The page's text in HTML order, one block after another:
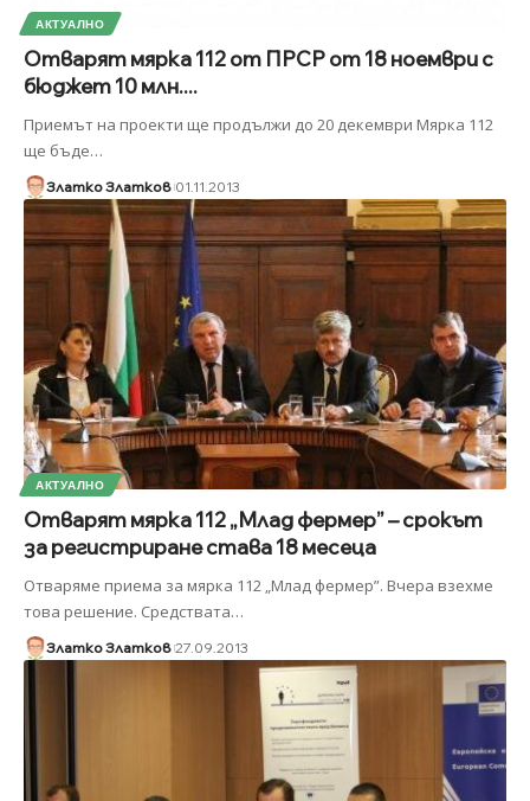
АКТУАЛНО
Отварят мярка 112 от ПРСР от 18 ноември с
бюджет 10 млн....
Приемът на проекти ще продължи до 20 декември Мярка 112
ще бъде…
Златко Златков 01.11.2013
АКТУАЛНО
Отварят мярка 112 „Млад фермер” – срокът
за регистриране става 18 месеца
Отваряме приема за мярка 112 „Млад фермер”. Вчера взехме
това решение. Средствата…
Златко Златков 27.09.2013